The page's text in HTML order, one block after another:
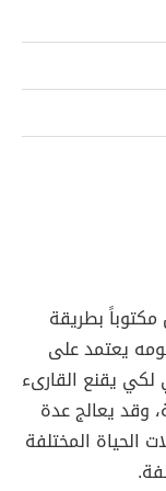
بطريقة
يعتمد على
لكي يقنع القارىء
وقد يعالج عدة
الحياة المختلفة